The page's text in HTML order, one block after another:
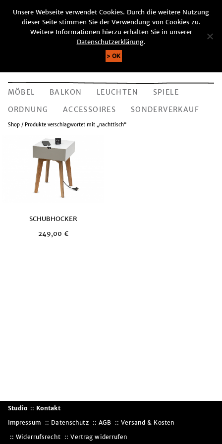
KUNDENKONTO WARENKORB (0)
SUCHE
MÖBEL BALKON LEUCHTEN
SPIELE
ORDNUNG
ACCESSOIRES SONDERVERKAUF
Shop/ Produkte verschlagwortet mit „nachttisch“
SCHUBHOCKER
249,00 €
Unsere Webseite verwendet Cookies. Durch die weitere Nutzung
dieser Seite stimmen Sie der Verwendung von Cookies zu.
Weitere Informationen hierzu erhalten Sie in unserer
Datenschutzerklärung.
OK
Studio :: Kontakt
Impressum
Datenschutz AGB
Versand & Kosten
Widerrufsrecht
Vertrag widerrufen